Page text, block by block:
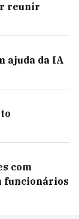
reunir
ajuda da IA
com
funcionários